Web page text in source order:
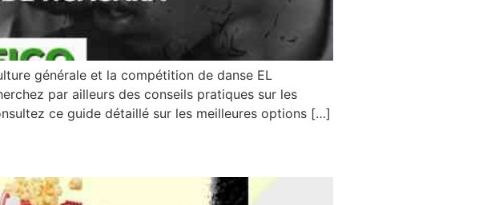
générale et la compétition de danse EL
par ailleurs des conseils pratiques sur les
ce guide détaillé sur les meilleures options […]